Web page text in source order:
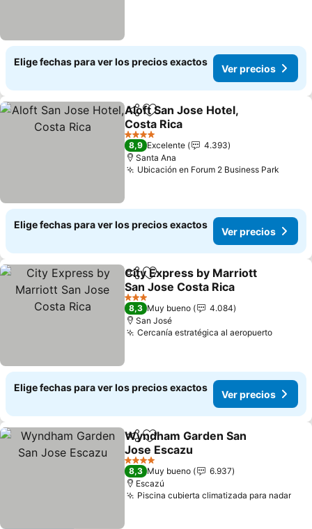
Elige fechas para ver los precios exactos
Ver precios
CompartirAgregar a favoritos
Aloft San Jose Hotel,
Costa Rica
4 Estrellas
8,9 Excelente
4.393
Santa Ana
Ubicación en Forum 2 Business Park
Elige fechas para ver los precios exactos
Ver precios
CompartirAgregar a favoritos
City Express by Marriott
San Jose Costa Rica
3 Estrellas
8,3 Muy bueno
4.084
San José
Cercanía estratégica al aeropuerto
Elige fechas para ver los precios exactos
Ver precios
CompartirAgregar a favoritos
Wyndham Garden San
Jose Escazu
4 Estrellas
8,3 Muy bueno
6.937
Escazú
Piscina cubierta climatizada para nadar